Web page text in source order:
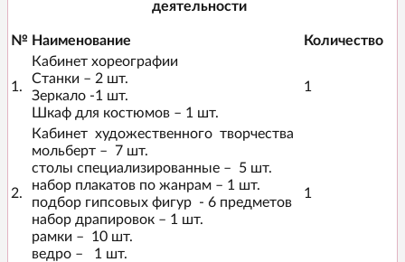
деятельности
№ Наименование Количество
1.
Кабинет хореографии
Станки – 2 шт.
Зеркало -1 шт.
Шкаф для костюмов – 1 шт.
1
2.
Кабинет художественного творчества
мольберт – 7 шт.
столы специализированные – 5 шт.
набор плакатов по жанрам – 1 шт.
подбор гипсовых фигур - 6 предметов
набор драпировок – 1 шт.
рамки – 10 шт.
ведро – 1 шт.
1